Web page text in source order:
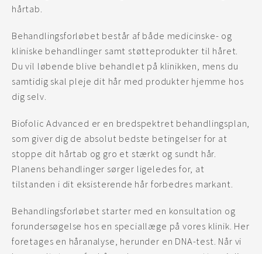
hårtab.
Behandlingsforløbet består af både medicinske- og
kliniske behandlinger samt støtteprodukter til håret.
Du vil løbende blive behandlet på klinikken, mens du
samtidig skal pleje dit hår med produkter hjemme hos
dig selv.
Biofolic Advanced er en bredspektret behandlingsplan,
som giver dig de absolut bedste betingelser for at
stoppe dit hårtab og gro et stærkt og sundt hår.
Planens behandlinger sørger ligeledes for, at
tilstanden i dit eksisterende hår forbedres markant.
Behandlingsforløbet starter med en konsultation og
forundersøgelse hos en speciallæge på vores klinik. Her
foretages en håranalyse, herunder en DNA-test. Når vi